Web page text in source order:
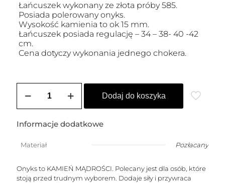
Łańcuszek wykonany ze złota próby 585.
Posiada polerowany onyks.
Wysokość kamienia to ok 15 mm.
Łańcuszek posiada regulację – 34 – 38- 40 -42
cm.
Cena dotyczy wykonania jednego chokera.
Łańcuszek
-
(onyks
Dodaj do koszyka
Informacje dodatkowe
Materiał Pozłacany
Onyks to KAMIEŃ MĄDROŚCI. Polecany jest dla osób, które
stoją przed trudnym wyborem. Dodaje siły i przywraca